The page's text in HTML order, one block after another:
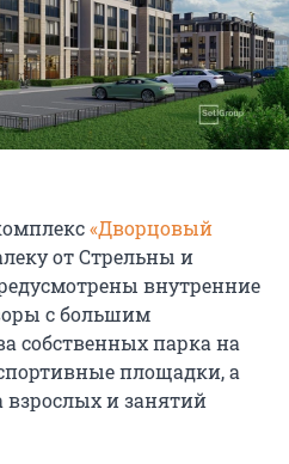
«Дворцовый
от Стрельны и
внутренние
с большим
собственных парка на
площадки, а
и занятий